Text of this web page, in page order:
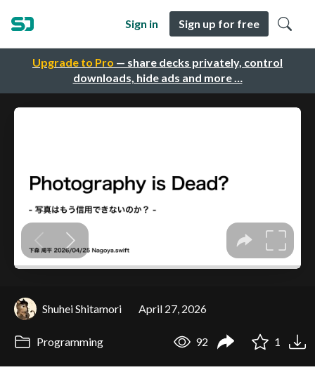
Upgrade to Pro — share decks privately, control
downloads, hide ads and more …
Sign in Sign up for free
Shuhei Shitamori April 27, 2026
Programming 92 1